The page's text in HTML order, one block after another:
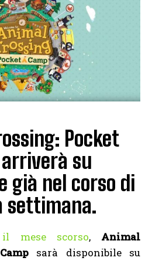
Pocket
su
già nel corso di
settimana.
mese scorso, Animal
sarà disponibile su